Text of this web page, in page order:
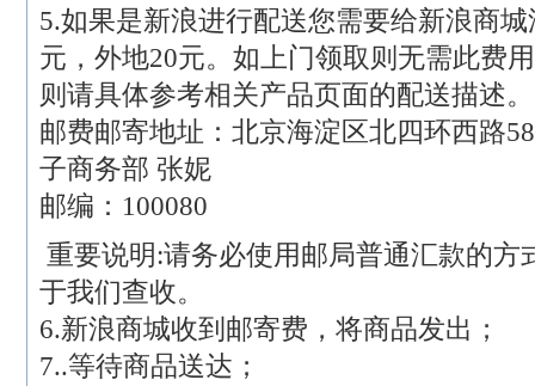
5.如果是新浪进行配送您需要给新浪商
元，外地20元。如上门领取则无需此费
则请具体参考相关产品页面的配送描述。
邮费邮寄地址：北京海淀区北四环西路
子商务部 张妮
邮编：100080
重要说明:请务必使用邮局普通汇款的方
于我们查收。
6.新浪商城收到邮寄费，将商品发出；
7..等待商品送达；